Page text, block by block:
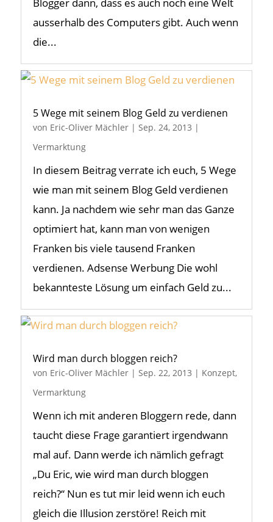
ausserhalb des Computers gibt. Auch wenn
die...
5 Wege mit seinem Blog Geld zu verdienen
von Eric-Oliver Mächler| Sep. 24, 2013 |
Vermarktung
In diesem Beitrag verrate ich euch, 5 Wege
wie man mit seinem Blog Geld verdienen
kann. Ja nachdem wie sehr man das Ganze
optimiert hat, kann man von wenigen
Franken bis viele tausend Franken
verdienen. Adsense Werbung Die wohl
bekannteste Lösung um einfach Geld zu...
Wird man durch bloggen reich?
von Eric-Oliver Mächler| Sep. 22, 2013 | Konzept,
Vermarktung
Wenn ich mit anderen Bloggern rede, dann
taucht diese Frage garantiert irgendwann
mal auf. Dann werde ich nämlich gefragt
„Du Eric, wie wird man durch bloggen
reich?“ Nun es tut mir leid wenn ich euch
gleich die Illusion zerstöre! Reich mit